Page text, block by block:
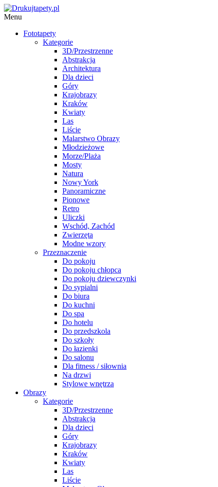
Menu
Fototapety
Kategorie
3D/Przestrzenne
Abstrakcja
Architektura
Dla dzieci
Góry
Krajobrazy
Kraków
Kwiaty
Las
Liście
Malarstwo Obrazy
Młodzieżowe
Morze/Plaża
Mosty
Natura
Nowy York
Panoramiczne
Pionowe
Retro
Uliczki
Wschód, Zachód
Zwierzęta
Modne wzory
Przeznaczenie
Do pokoju
Do pokoju chłopca
Do pokoju dziewczynki
Do sypialni
Do biura
Do kuchni
Do spa
Do hotelu
Do przedszkola
Do szkoły
Do łazienki
Do salonu
Dla fitness / siłownia
Na drzwi
Stylowe wnętrza
Obrazy
Kategorie
3D/Przestrzenne
Abstrakcja
Dla dzieci
Góry
Krajobrazy
Kraków
Kwiaty
Las
Liście